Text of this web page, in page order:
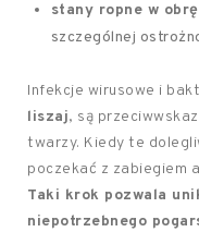
stany ropne w
szczególnej
Infekcje wirusowe i
liszaj, są
twarzy. Kiedy te
poczekać z zabiegiem
Taki krok pozwala
niepotrzebnego